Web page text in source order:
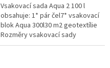
Vsakovací sada Aqua 2 100 l
obsahuje: 1* pár čel7* vsakovací
blok Aqua 300l30 m2 geotextílie
Rozměry vsakovací sady
840x80x52 cm Nosnost bloků až